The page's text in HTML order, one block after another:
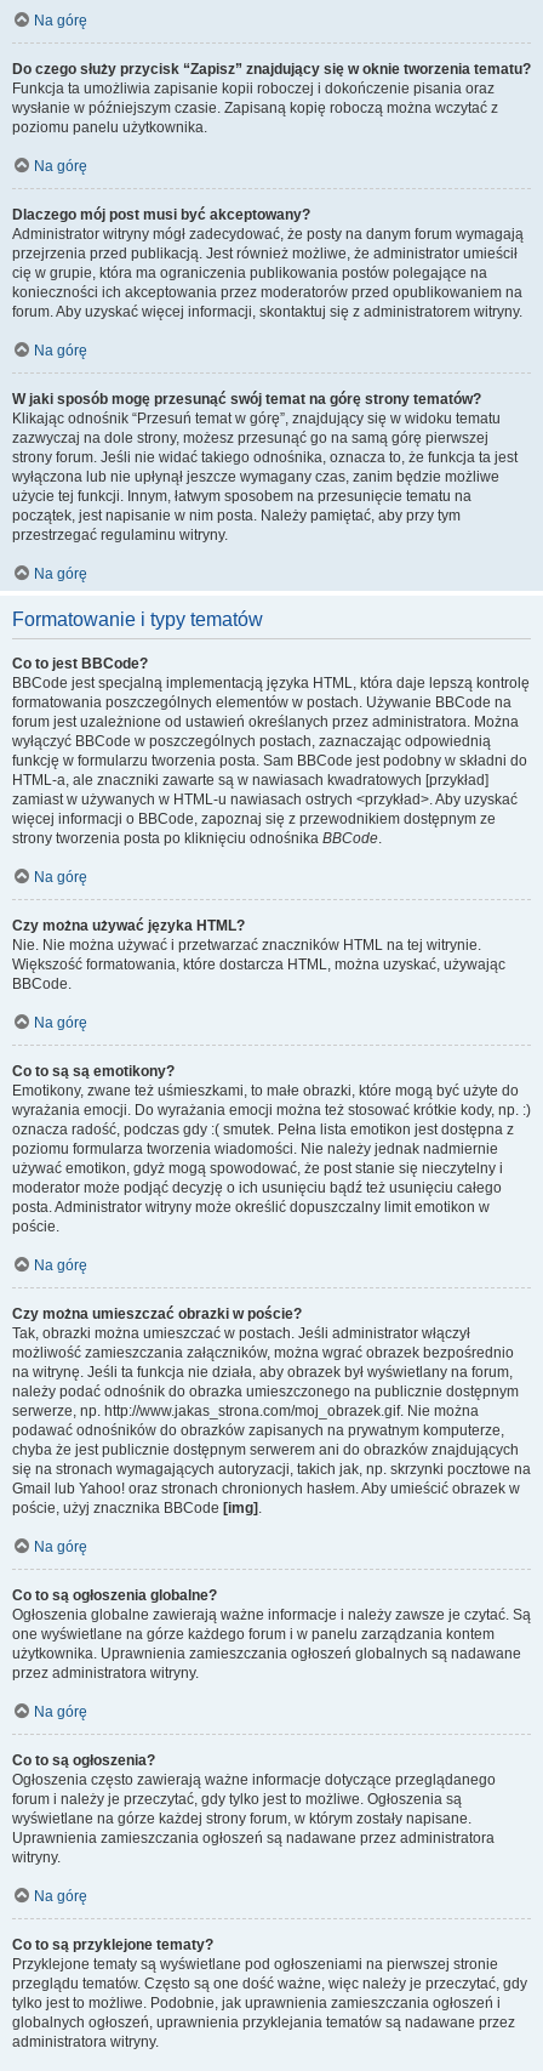
Na górę
Do czego służy przycisk “Zapisz” znajdujący się w oknie tworzenia tematu?
Funkcja ta umożliwia zapisanie kopii roboczej i dokończenie pisania oraz
wysłanie w późniejszym czasie. Zapisaną kopię roboczą można wczytać z
poziomu panelu użytkownika.
Na górę
Dlaczego mój post musi być akceptowany?
Administrator witryny mógł zadecydować, że posty na danym forum wymagają
przejrzenia przed publikacją. Jest również możliwe, że administrator umieścił
cię w grupie, która ma ograniczenia publikowania postów polegające na
konieczności ich akceptowania przez moderatorów przed opublikowaniem na
forum. Aby uzyskać więcej informacji, skontaktuj się z administratorem witryny.
Na górę
W jaki sposób mogę przesunąć swój temat na górę strony tematów?
Klikając odnośnik “Przesuń temat w górę”, znajdujący się w widoku tematu
zazwyczaj na dole strony, możesz przesunąć go na samą górę pierwszej
strony forum. Jeśli nie widać takiego odnośnika, oznacza to, że funkcja ta jest
wyłączona lub nie upłynął jeszcze wymagany czas, zanim będzie możliwe
użycie tej funkcji. Innym, łatwym sposobem na przesunięcie tematu na
początek, jest napisanie w nim posta. Należy pamiętać, aby przy tym
przestrzegać regulaminu witryny.
Na górę
Formatowanie i typy tematów
Co to jest BBCode?
BBCode jest specjalną implementacją języka HTML, która daje lepszą kontrolę
formatowania poszczególnych elementów w postach. Używanie BBCode na
forum jest uzależnione od ustawień określanych przez administratora. Można
wyłączyć BBCode w poszczególnych postach, zaznaczając odpowiednią
funkcję w formularzu tworzenia posta. Sam BBCode jest podobny w składni do
HTML-a, ale znaczniki zawarte są w nawiasach kwadratowych [przykład]
zamiast w używanych w HTML-u nawiasach ostrych <przykład>. Aby uzyskać
więcej informacji o BBCode, zapoznaj się z przewodnikiem dostępnym ze
strony tworzenia posta po kliknięciu odnośnika BBCode.
Na górę
Czy można używać języka HTML?
Nie. Nie można używać i przetwarzać znaczników HTML na tej witrynie.
Większość formatowania, które dostarcza HTML, można uzyskać, używając
BBCode.
Na górę
Co to są są emotikony?
Emotikony, zwane też uśmieszkami, to małe obrazki, które mogą być użyte do
wyrażania emocji. Do wyrażania emocji można też stosować krótkie kody, np. :)
oznacza radość, podczas gdy :( smutek. Pełna lista emotikon jest dostępna z
poziomu formularza tworzenia wiadomości. Nie należy jednak nadmiernie
używać emotikon, gdyż mogą spowodować, że post stanie się nieczytelny i
moderator może podjąć decyzję o ich usunięciu bądź też usunięciu całego
posta. Administrator witryny może określić dopuszczalny limit emotikon w
poście.
Na górę
Czy można umieszczać obrazki w poście?
Tak, obrazki można umieszczać w postach. Jeśli administrator włączył
możliwość zamieszczania załączników, można wgrać obrazek bezpośrednio
na witrynę. Jeśli ta funkcja nie działa, aby obrazek był wyświetlany na forum,
należy podać odnośnik do obrazka umieszczonego na publicznie dostępnym
serwerze, np. http://www.jakas_strona.com/moj_obrazek.gif. Nie można
podawać odnośników do obrazków zapisanych na prywatnym komputerze,
chyba że jest publicznie dostępnym serwerem ani do obrazków znajdujących
się na stronach wymagających autoryzacji, takich jak, np. skrzynki pocztowe na
Gmail lub Yahoo! oraz stronach chronionych hasłem. Aby umieścić obrazek w
poście, użyj znacznika BBCode [img] .
Na górę
Co to są ogłoszenia globalne?
Ogłoszenia globalne zawierają ważne informacje i należy zawsze je czytać. Są
one wyświetlane na górze każdego forum i w panelu zarządzania kontem
użytkownika. Uprawnienia zamieszczania ogłoszeń globalnych są nadawane
przez administratora witryny.
Na górę
Co to są ogłoszenia?
Ogłoszenia często zawierają ważne informacje dotyczące przeglądanego
forum i należy je przeczytać, gdy tylko jest to możliwe. Ogłoszenia są
wyświetlane na górze każdej strony forum, w którym zostały napisane.
Uprawnienia zamieszczania ogłoszeń są nadawane przez administratora
witryny.
Na górę
Co to są przyklejone tematy?
Przyklejone tematy są wyświetlane pod ogłoszeniami na pierwszej stronie
przeglądu tematów. Często są one dość ważne, więc należy je przeczytać, gdy
tylko jest to możliwe. Podobnie, jak uprawnienia zamieszczania ogłoszeń i
globalnych ogłoszeń, uprawnienia przyklejania tematów są nadawane przez
administratora witryny.